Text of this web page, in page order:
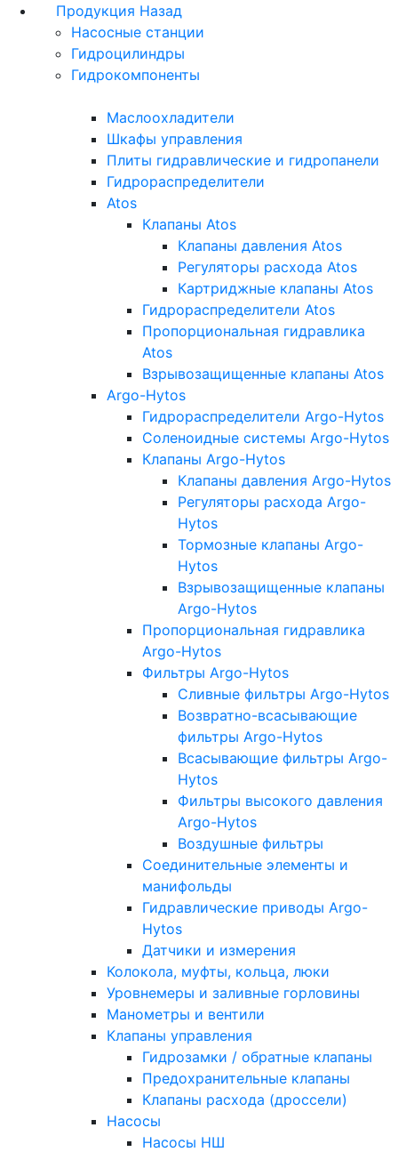
Продукция Назад
Насосные станции
Гидроцилиндры
Гидрокомпоненты
Маслоохладители
Шкафы управления
Плиты гидравлические и гидропанели
Гидрораспределители
Atos
Клапаны Atos
Клапаны давления Atos
Регуляторы расхода Atos
Картриджные клапаны Atos
Гидрораспределители Atos
Пропорциональная гидравлика
Atos
Взрывозащищенные клапаны Atos
Argo-Hytos
Гидрораспределители Argo-Hytos
Соленоидные системы Argo-Hytos
Клапаны Argo-Hytos
Клапаны давления Argo-Hytos
Регуляторы расхода Argo-
Hytos
Тормозные клапаны Argo-
Hytos
Взрывозащищенные клапаны
Argo-Hytos
Пропорциональная гидравлика
Argo-Hytos
Фильтры Argo-Hytos
Сливные фильтры Argo-Hytos
Возвратно-всасывающие
фильтры Argo-Hytos
Всасывающие фильтры Argo-
Hytos
Фильтры высокого давления
Argo-Hytos
Воздушные фильтры
Соединительные элементы и
манифольды
Гидравлические приводы Argo-
Hytos
Датчики и измерения
Колокола, муфты, кольца, люки
Уровнемеры и заливные горловины
Манометры и вентили
Клапаны управления
Гидрозамки / обратные клапаны
Предохранительные клапаны
Клапаны расхода (дроссели)
Насосы
Насосы НШ